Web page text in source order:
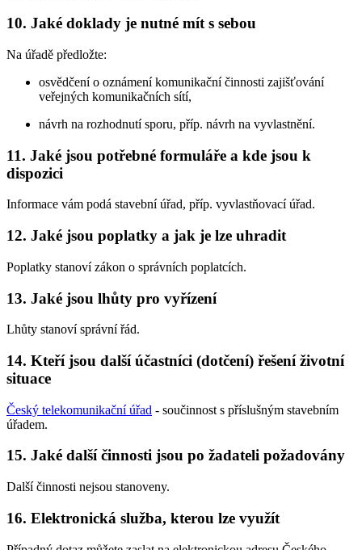
10. Jaké doklady je nutné mít s sebou
Na úřadě předložte:
osvědčení o oznámení komunikační činnosti zajišťování
veřejných komunikačních sítí,
návrh na rozhodnutí sporu, příp. návrh na vyvlastnění.
11. Jaké jsou potřebné formuláře a kde jsou k
dispozici
Informace vám podá stavební úřad, příp. vyvlastňovací úřad.
12. Jaké jsou poplatky a jak je lze uhradit
Poplatky stanoví zákon o správních poplatcích.
13. Jaké jsou lhůty pro vyřízení
Lhůty stanoví správní řád.
14. Kteří jsou další účastníci (dotčení) řešení životní
situace
Český telekomunikační úřad - součinnost s příslušným stavebním
úřadem.
15. Jaké další činnosti jsou po žadateli požadovány
Další činnosti nejsou stanoveny.
16. Elektronická služba, kterou lze využít